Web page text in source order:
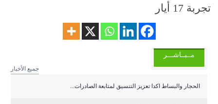
تجربة 17 أيار
مــبــاشـــر
جميع الأخبار
الحجار والبساط اكدا تعزيز التنسيق لمتابعة الصادرات...